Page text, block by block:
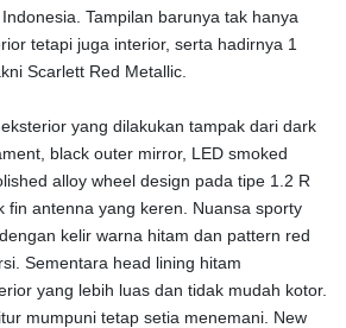
Tampilan barunya tak hanya
tetapi juga interior, serta hadirnya 1
Scarlett Red Metallic.
yang dilakukan tampak dari dark
black outer mirror, LED smoked
alloy wheel design pada tipe 1.2 R
fin antenna yang keren. Nuansa sporty
kelir warna hitam dan pattern red
Sementara head lining hitam
yang lebih luas dan tidak mudah kotor.
mumpuni tetap setia menemani. New